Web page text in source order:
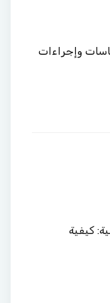
وإجراءات
كيفية